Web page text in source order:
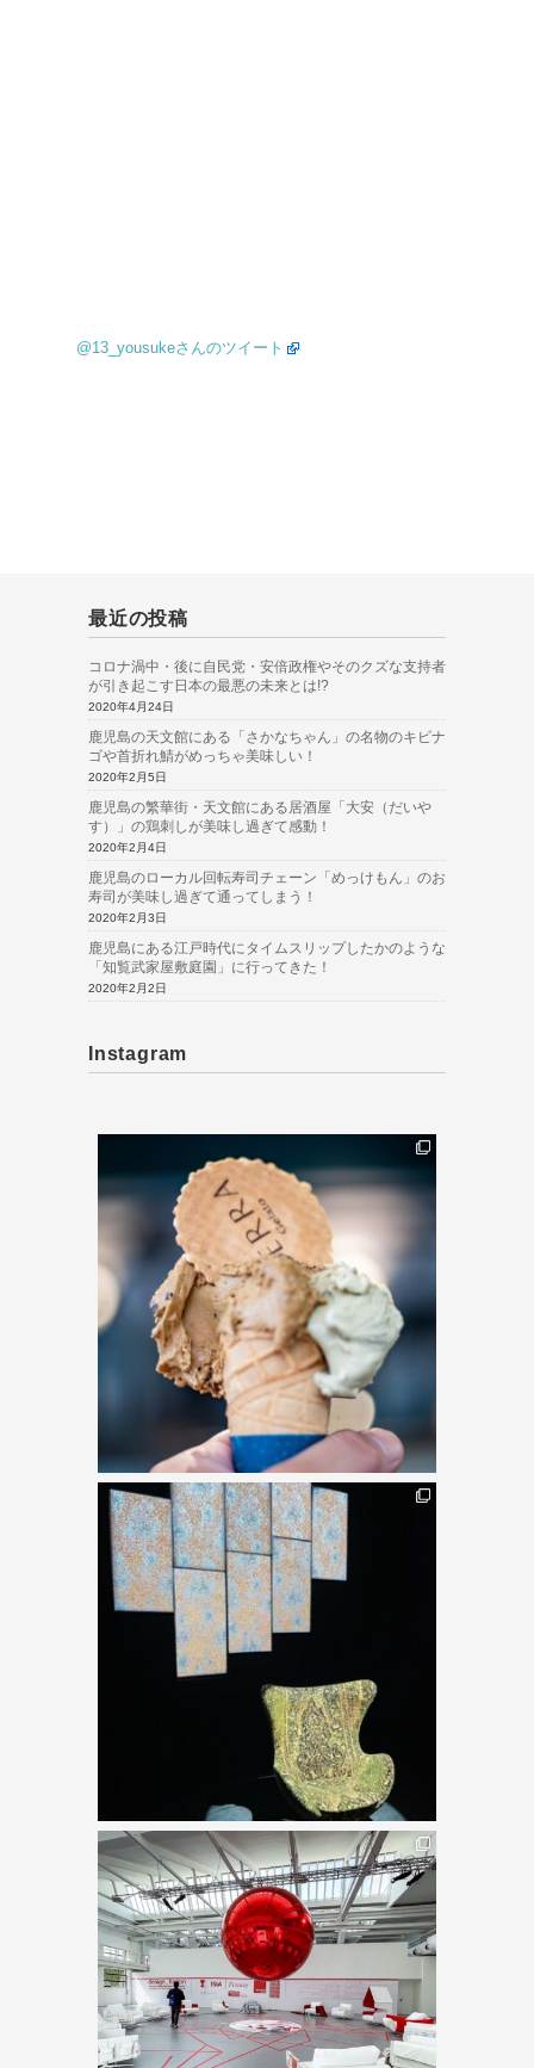
@13_yousukeさんのツイート
最近の投稿
コロナ渦中・後に自民党・安倍政権やそのクズな支持者
が引き起こす日本の最悪の未来とは!?
2020年4月24日
鹿児島の天文館にある「さかなちゃん」の名物のキビナ
ゴや首折れ鯖がめっちゃ美味しい！
2020年2月5日
鹿児島の繁華街・天文館にある居酒屋「大安（だいや
す）」の鶏刺しが美味し過ぎて感動！
2020年2月4日
鹿児島のローカル回転寿司チェーン「めっけもん」のお
寿司が美味し過ぎて通ってしまう！
2020年2月3日
鹿児島にある江戸時代にタイムスリップしたかのような
「知覧武家屋敷庭園」に行ってきた！
2020年2月2日
Instagram